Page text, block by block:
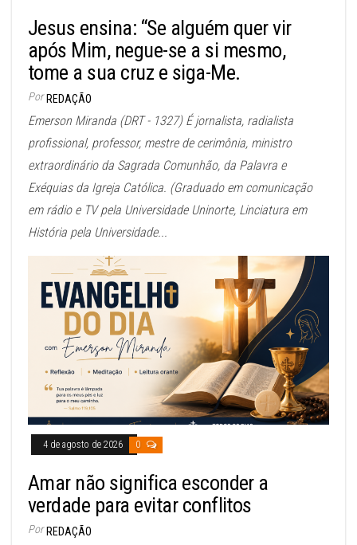
Jesus ensina: “Se alguém quer vir
após Mim, negue-se a si mesmo,
tome a sua cruz e siga-Me.
Por REDAÇÃO
Emerson Miranda (DRT - 1327) É jornalista, radialista
profissional, professor, mestre de cerimônia, ministro
extraordinário da Sagrada Comunhão, da Palavra e
Exéquias da Igreja Católica. (Graduado em comunicação
em rádio e TV pela Universidade Uninorte, Linciatura em
História pela Universidade...
4 de agosto de 2026 0
Amar não significa esconder a
verdade para evitar conflitos
Por REDAÇÃO